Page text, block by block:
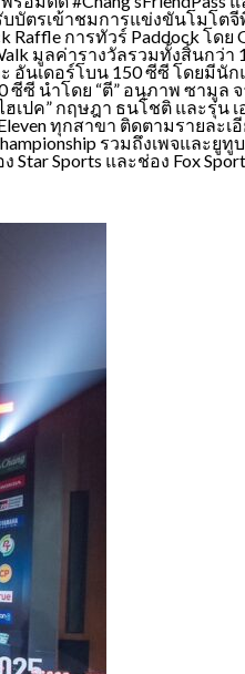
บัตรเข้าชมการแข่งขันโมโตจี
การทัวร์ Paddock โดย
มูลค่ารางวัลรวมทั้งสิ้นกว่า
อันเดอร์โบน 150 ซีซี โดยมีนั
ซี นำโดย “ตี” อนุภาพ ซามูล
ปค” กฤษฎา ธนโชติ และรุ่น เ
ทุกสาขา ติดตามรายละ
รวมถึงเพจและยูทู
Star Sports และช่อง Fox Sport